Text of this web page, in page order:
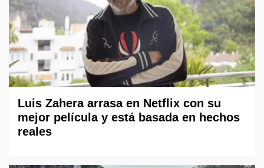
Luis Zahera arrasa en Netflix con su
mejor película y está basada en hechos
reales